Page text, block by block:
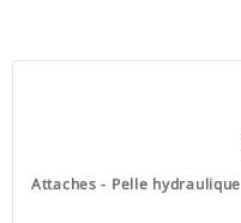
Attaches - Pelle hydraulique